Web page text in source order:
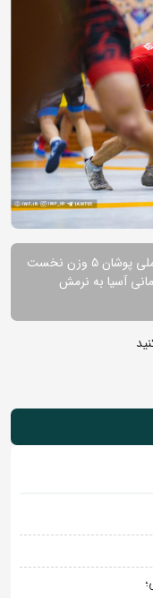
علیرضا دبیر رئیس فدراسیون کشتی به همراه ملی پوشان ۵ وزن نخست
آسیا به نرمش